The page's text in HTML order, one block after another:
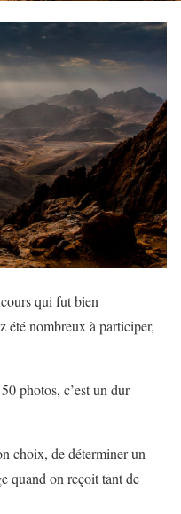
qui fut bien
été nombreux à participer,
photos, c’est un dur
choix, de déterminer un
quand on reçoit tant de